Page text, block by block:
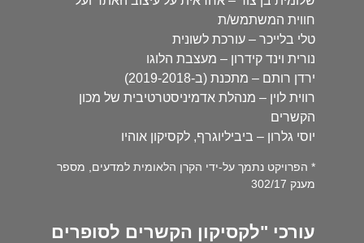
חווית המשתמש/ת
טלי בלייכר – עורכת לשונית
נורית וינד קידרון – מעצבת הלוגו
ירדן רותם – מתכנת (ב-2019-2018)
רווית לוין – מנהלת אדמיניסטרטיבית של מכון
הקשרים
יוסי גלרון – ביביליוגרף, לקסיקון אוהיו
* הפרויקט נתמך על-ידי הקרן הלאומית למדעים, מספר
מענק 302/17
עורכי "לקסיקון הקשרים לסופרים